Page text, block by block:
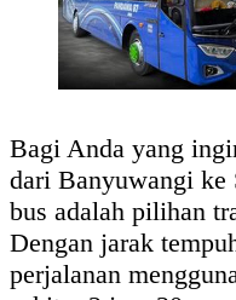
Bagi Anda yang
dari Banyuwangi ke
bus adalah pilihan
Dengan jarak
perjalanan